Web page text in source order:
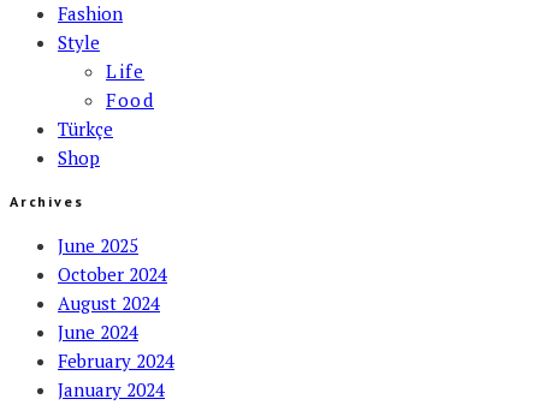
Fashion
Style
Life
Food
Türkçe
Shop
Archives
June 2025
October 2024
August 2024
June 2024
February 2024
January 2024